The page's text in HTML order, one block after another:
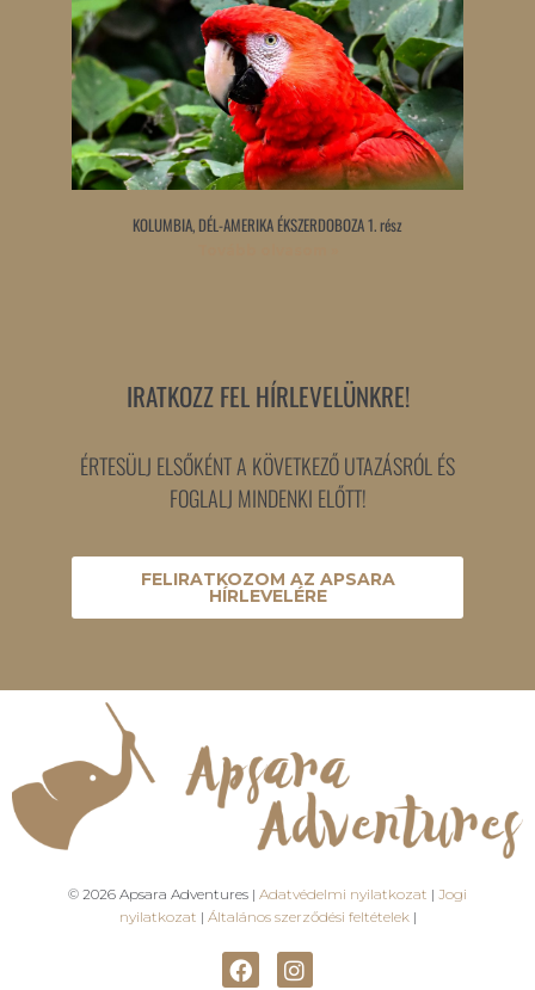
KOLUMBIA, DÉL-AMERIKA ÉKSZERDOBOZA 1. rész
IRATKOZZ FEL HÍRLEVELÜNKRE!
ÉRTESÜLJ ELSŐKÉNT A KÖVETKEZŐ UTAZÁSRÓL ÉS
FOGLALJ MINDENKI ELŐTT!
FELIRATKOZOM AZ APSARA
HÍRLEVELÉRE
© 2026 Apsara Adventures | Adatvédelmi nyilatkozat | Jogi
nyilatkozat | Általános szerződési feltételek |